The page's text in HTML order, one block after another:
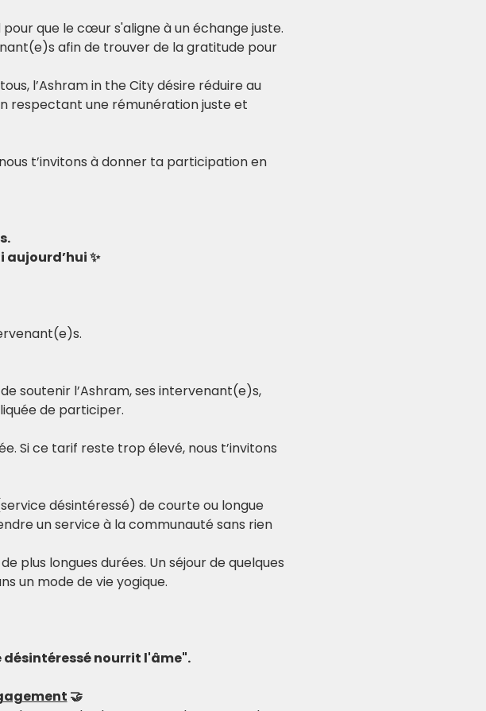
que le cœur s'aligne à un échange juste.
afin de trouver de la gratitude pour
l’Ashram in the City désire réduire au
respectant une rémunération juste et
t’invitons à donner ta participation en
✨
soutenir l’Ashram, ses intervenant(e)s,
de participer.​
Si ce tarif reste trop élevé, nous t’invitons
désintéressé) de courte ou longue
un service à la communauté sans rien
plus longues durées. Un séjour de quelques
un mode de vie yogique.
désintéressé nourrit l'âme".
🤝